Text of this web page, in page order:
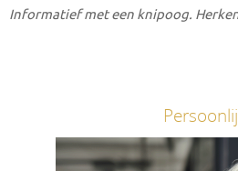
Informatief met een knipoog.